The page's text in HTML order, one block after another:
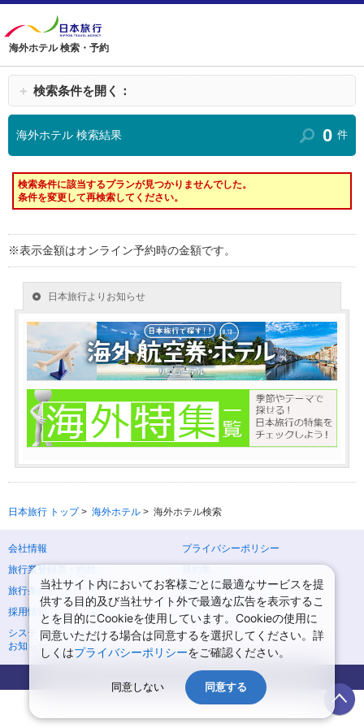
海外ホテル 検索・予約
＋ 検索条件を開く：
海外ホテル 検索結果 0 件
検索条件に該当するプランが見つかりませんでした。
条件を変更して再検索してください。
※表示金額はオンライン予約時の金額です。
日本旅行 トップ> 海外ホテル > 海外ホテル検索
会社情報
プライバシーポリシー
旅行業登録票・約款
旅行条件書
ニュースリリース
採用情報
サイトマップ
システムメンテナンスの
お知らせ
Copyright © NIPPON TRAVEL AGENCY Co.,LTD. All rights reserved.
当社サイト内においてお客様ごとに最適なサービスを提
供する目的及び当社サイト外で最適な広告を表示するこ
とを目的にCookieを使用しています。Cookieの使用に
同意いただける場合は同意するを選択してください。詳
しくはプライバシーポリシーをご確認ください。
同意しない 同意する